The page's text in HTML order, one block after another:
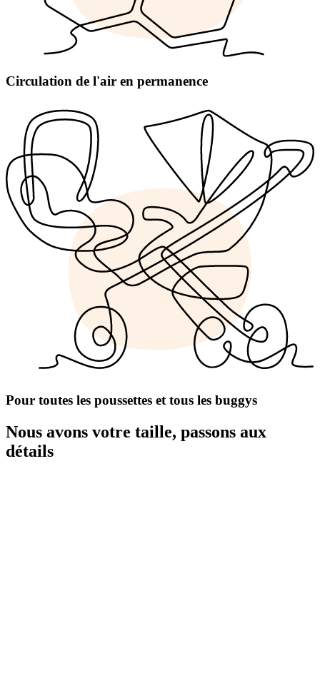
Circulation de l'air en permanence
Pour toutes les poussettes et tous les buggys
Nous avons votre taille, passons aux
détails